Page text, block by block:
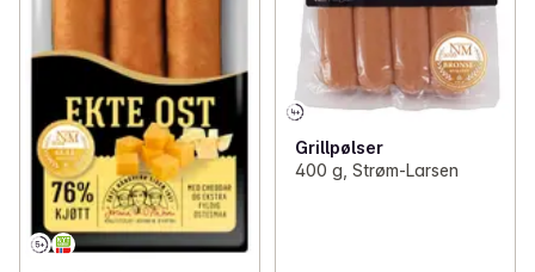
Grillpølser
400 g, Strøm-Larsen